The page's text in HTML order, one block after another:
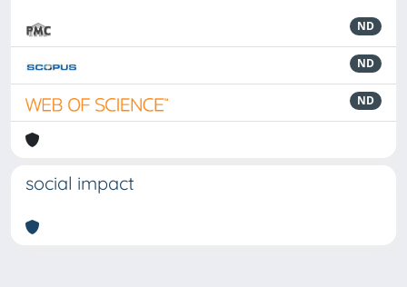
ND
ND
ND
social impact